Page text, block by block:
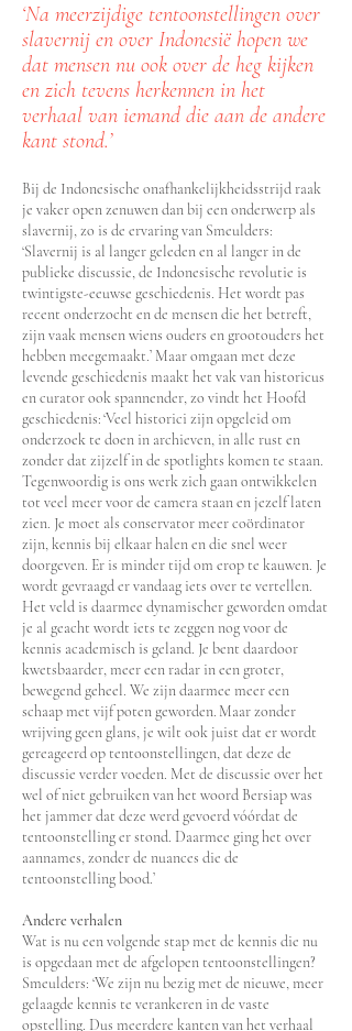
‘Na meerzijdige tentoonstellingen over
slavernij en over Indonesië hopen we
dat mensen nu ook over de heg kijken
en zich tevens herkennen in het
verhaal van iemand die aan de andere
kant stond.’
Bij de Indonesische onafhankelijkheidsstrijd raak
je vaker open zenuwen dan bij een onderwerp als
slavernij, zo is de ervaring van Smeulders:
‘Slavernij is al langer geleden en al langer in de
publieke discussie, de Indonesische revolutie is
twintigste-eeuwse geschiedenis. Het wordt pas
recent onderzocht en de mensen die het betreft,
zijn vaak mensen wiens ouders en grootouders het
hebben meegemaakt.’ Maar omgaan met deze
levende geschiedenis maakt het vak van historicus
en curator ook spannender, zo vindt het Hoofd
geschiedenis: ‘Veel historici zijn opgeleid om
onderzoek te doen in archieven, in alle rust en
zonder dat zijzelf in de spotlights komen te staan.
Tegenwoordig is ons werk zich gaan ontwikkelen
tot veel meer voor de camera staan en jezelf laten
zien. Je moet als conservator meer coördinator
zijn, kennis bij elkaar halen en die snel weer
doorgeven. Er is minder tijd om erop te kauwen. Je
wordt gevraagd er vandaag iets over te vertellen.
Het veld is daarmee dynamischer geworden omdat
je al geacht wordt iets te zeggen nog voor de
kennis academisch is geland. Je bent daardoor
kwetsbaarder, meer een radar in een groter,
bewegend geheel. We zijn daarmee meer een
schaap met vijf poten geworden. Maar zonder
wrijving geen glans, je wilt ook juist dat er wordt
gereageerd op tentoonstellingen, dat deze de
discussie verder voeden. Met de discussie over het
wel of niet gebruiken van het woord Bersiap was
het jammer dat deze werd gevoerd vóórdat de
tentoonstelling er stond. Daarmee ging het over
aannames, zonder de nuances die de
tentoonstelling bood.’
Andere verhalen
Wat is nu een volgende stap met de kennis die nu
is opgedaan met de afgelopen tentoonstellingen?
Smeulders: ‘We zijn nu bezig met de nieuwe, meer
gelaagde kennis te verankeren in de vaste
opstelling. Dus meerdere kanten van het verhaal